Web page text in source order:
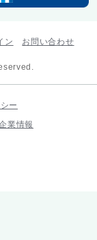
ン お問い合わせ
ー
業情報